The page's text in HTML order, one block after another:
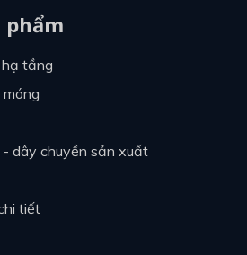
phẩm
hạ tầng
- dây chuyền sản xuất
tiết